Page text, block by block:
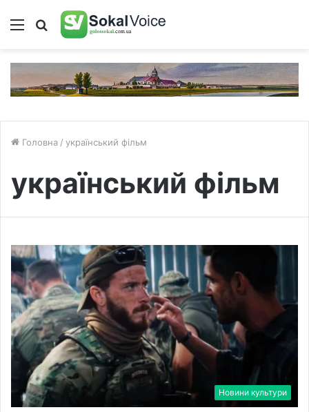
Меню Пошук
Головна / український фільм
український фільм
Новини культури